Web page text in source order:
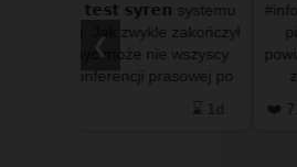
#info - Sceny niczym z filmu
piątkowe popołudnie (31
powiatów chełmskiego i
z #Chełm'a prowadzili
❮